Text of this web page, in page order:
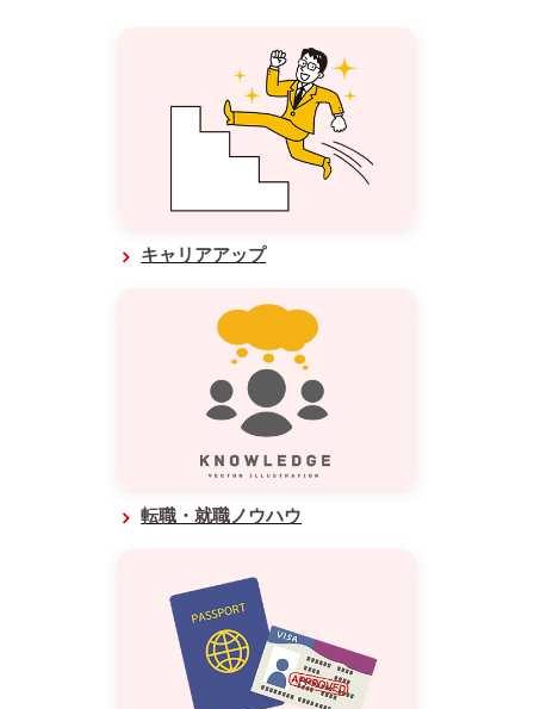
キャリアアップ
転職・就職ノウハウ